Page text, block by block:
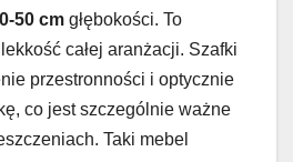
50 cm głębokości. To
całej aranżacji. Szafki
przestronności i optycznie
co jest szczególnie ważne
Taki mebel